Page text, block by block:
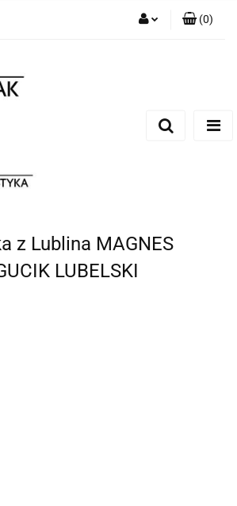
(0)
z Lublina MAGNES
LUBELSKI